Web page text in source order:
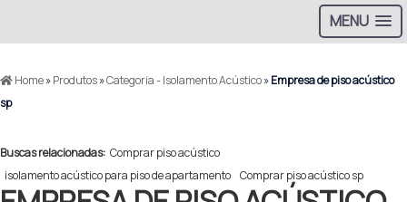
MENU
Home»Produtos»Categoria - Isolamento Acústico»Empresa de piso acústico
sp
Buscas relacionadas: Comprar piso acústico
isolamento acústico para piso de apartamento Comprar piso acústico sp